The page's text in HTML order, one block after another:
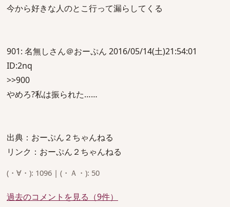
今から好きな人のとこ行って漏らしてくる
901: 名無しさん＠おーぷん 2016/05/14(土)21:54:01
ID:2nq
>>900
やめろ?私は振られた……
出典：おーぷん２ちゃんねる
リンク：おーぷん２ちゃんねる
(・∀・): 1096 | (・Ａ・): 50
過去のコメントを見る（9件）